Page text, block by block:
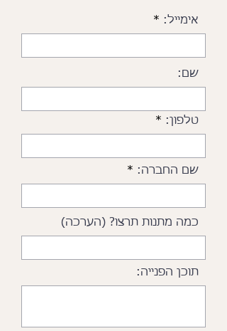
אימייל:
שם:
טלפון:
שם החברה:
כמה מתנות תרצו? (הערכה)
תוכן הפנייה: